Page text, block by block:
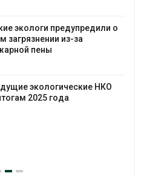
экологи предупредили о
загрязнении из-за
пены
экологические НКО
2025 года